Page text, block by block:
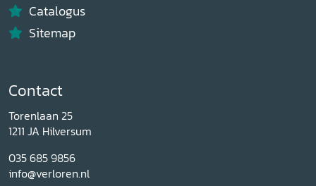
Catalogus
Sitemap
Contact
Torenlaan 25
1211 JA Hilversum
035 685 9856
info@verloren.nl